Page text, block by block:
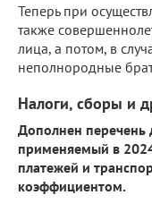
Теперь при
также
лица, а потом, в
неполнородные
Налоги, сборы и
Дополнен перечень
применяемый в
платежей и
коэффициентом.